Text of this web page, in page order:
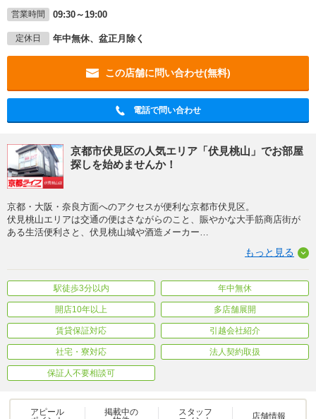
営業時間 09:30～19:00
定休日 年中無休、盆正月除く
この店舗に問い合わせ(無料)
電話で問い合わせ
京都市伏見区の人気エリア「伏見桃山」でお部屋
探しを始めませんか！
京都・大阪・奈良方面へのアクセスが便利な京都市伏見区。
伏見桃山エリアは交通の便はさながらのこと、賑やかな大手筋商店街が
ある生活便利さと、伏見桃山城や酒造メーカー…
もっと見る
駅徒歩3分以内 年中無休
開店10年以上 多店舗展開
賃貸保証対応 引越会社紹介
社宅・寮対応 法人契約取扱
保証人不要相談可
アピール
掲載中の
スタッフ
店舗情報